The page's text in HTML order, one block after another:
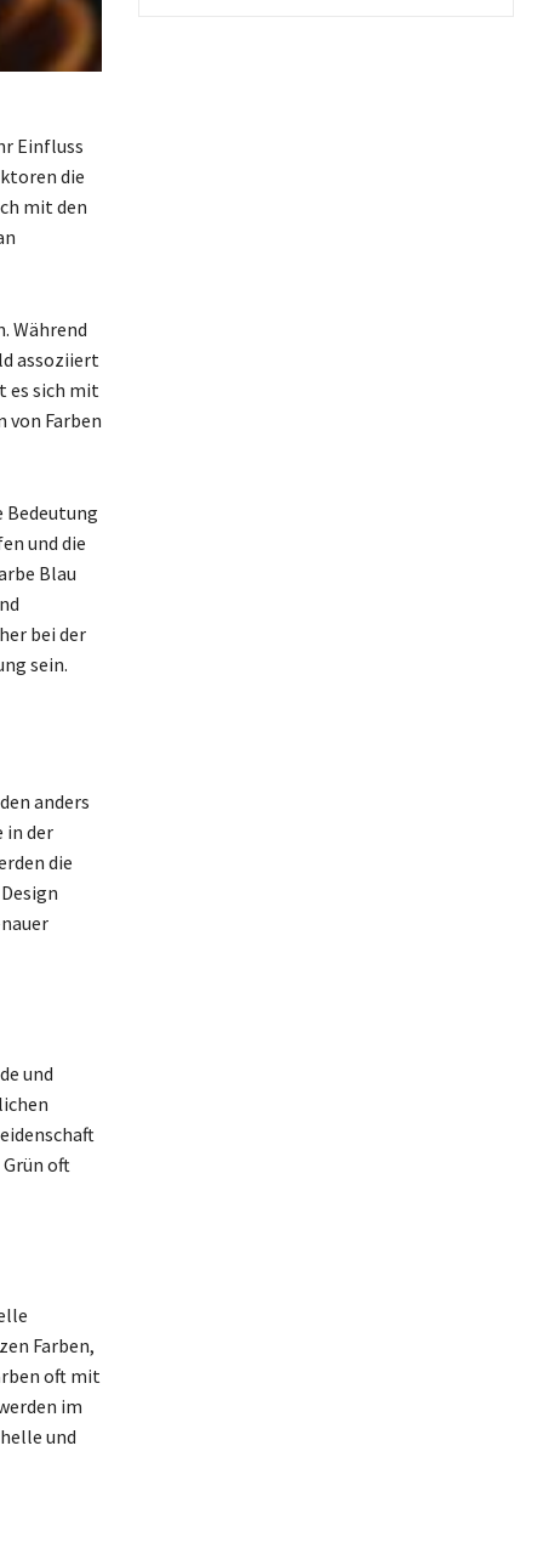
Einfluss
die
mit den
Während
assoziiert
es sich mit
von Farben
Bedeutung
und die
Blau
bei der
sein.
anders
in der
die
und
oft
Farben,
oft mit
im
und